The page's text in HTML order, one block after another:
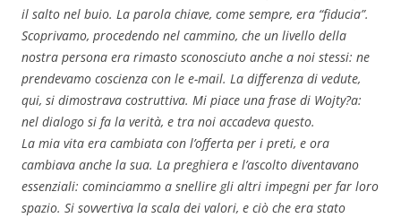
il salto nel buio. La parola chiave, come sempre, era “fiducia”.
Scoprivamo, procedendo nel cammino, che un livello della
nostra persona era rimasto sconosciuto anche a noi stessi: ne
prendevamo coscienza con le e-mail. La differenza di vedute,
qui, si dimostrava costruttiva. Mi piace una frase di Wojty?a:
nel dialogo si fa la verità, e tra noi accadeva questo.
La mia vita era cambiata con l’offerta per i preti, e ora
cambiava anche la sua. La preghiera e l’ascolto diventavano
essenziali: cominciammo a snellire gli altri impegni per far loro
spazio. Si sovvertiva la scala dei valori, e ciò che era stato